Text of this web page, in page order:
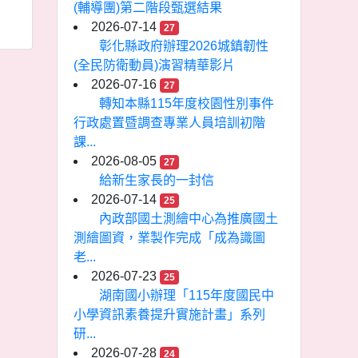
(輔導團)第二階段甄選結果
2026-07-14
27
彰化縣政府辦理2026城鎮韌性
(全民防衛動員)演習精華影片
2026-07-16
27
轉知本縣115年度校園性別事件
行政處置暨調查專業人員培訓初階
課...
2026-08-05
27
給新生家長的一封信
2026-07-14
25
內政部國土測繪中心為推廣國土
測繪圖資，業製作完成「成為識圖
老...
2026-07-23
25
湖南國小辦理「115年度國民中
小學資訊素養提升實施計畫」系列
研...
2026-07-28
24